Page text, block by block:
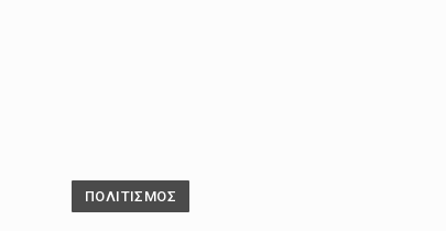
ΠΟΛΙΤΙΣΜΟΣ